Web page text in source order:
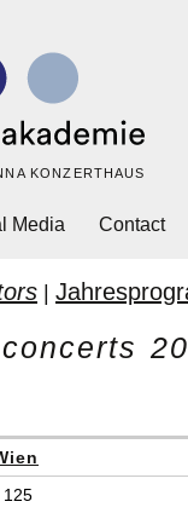
KONZERTHAUS
Media Contact
|
concerts
125